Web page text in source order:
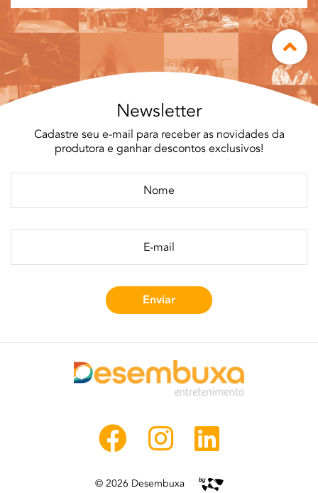
Newsletter
Cadastre seu e-mail para receber as novidades da
produtora e ganhar descontos exclusivos!
© 2026 Desembuxa